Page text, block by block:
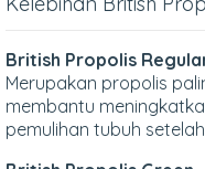
British Propolis
Merupakan propolis
membantu
pemulihan tubuh